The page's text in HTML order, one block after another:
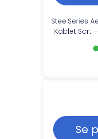
SteelSeries
Kablet Sort
Se